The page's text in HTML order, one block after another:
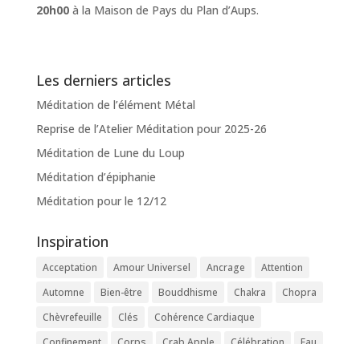
20h00à la Maison de Pays du Plan d’Aups.
Les derniers articles
Méditation de l’élément Métal
Reprise de l’Atelier Méditation pour 2025-26
Méditation de Lune du Loup
Méditation d’épiphanie
Méditation pour le 12/12
Inspiration
Acceptation Amour Universel Ancrage
Attention
Automne
Bien-être Bouddhisme Chakra
Chopra
Chèvrefeuille
Clés
Cohérence Cardiaque